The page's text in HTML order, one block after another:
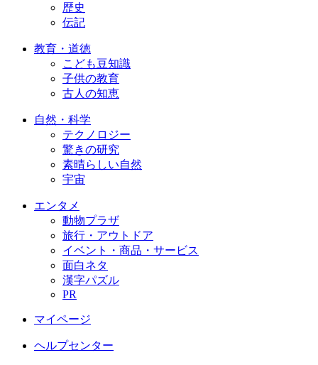
歴史
伝記
教育・道徳
こども豆知識
子供の教育
古人の知恵
自然・科学
テクノロジー
驚きの研究
素晴らしい自然
宇宙
エンタメ
動物プラザ
旅行・アウトドア
イベント・商品・サービス
面白ネタ
漢字パズル
PR
マイページ
ヘルプセンター